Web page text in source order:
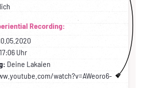
Recording:
17:06 Uhr
Deine Lakaien
watch?v=AWeoro6-